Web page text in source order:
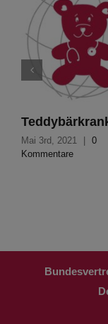
Mai 3rd, 2021
0
Kommentare